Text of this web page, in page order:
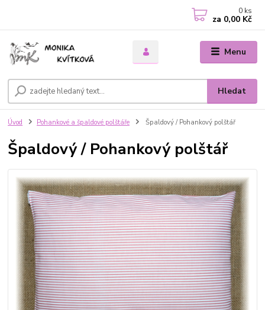
Menu
Hledat
0 ks
za 0,00 Kč
Úvod Pohankové a špaldové polštáře Špaldový / Pohankový polštář
Špaldový / Pohankový polštář